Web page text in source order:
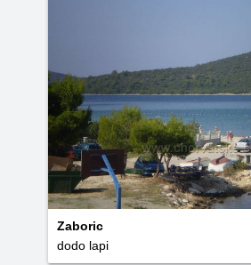
Zaboric
dodo lapi